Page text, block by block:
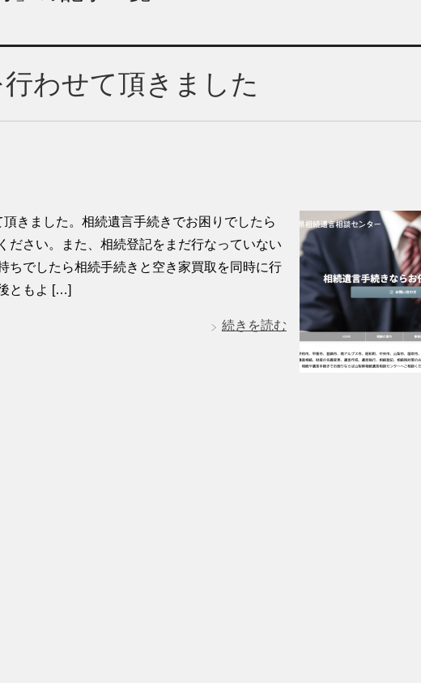
わせて頂きました
きました。相続遺言手続きでお困りでしたら
ださい。また、相続登記をまだ行なっていない
ちでしたら相続手続きと空き家買取を同時に行
ともよ […]
続きを読む